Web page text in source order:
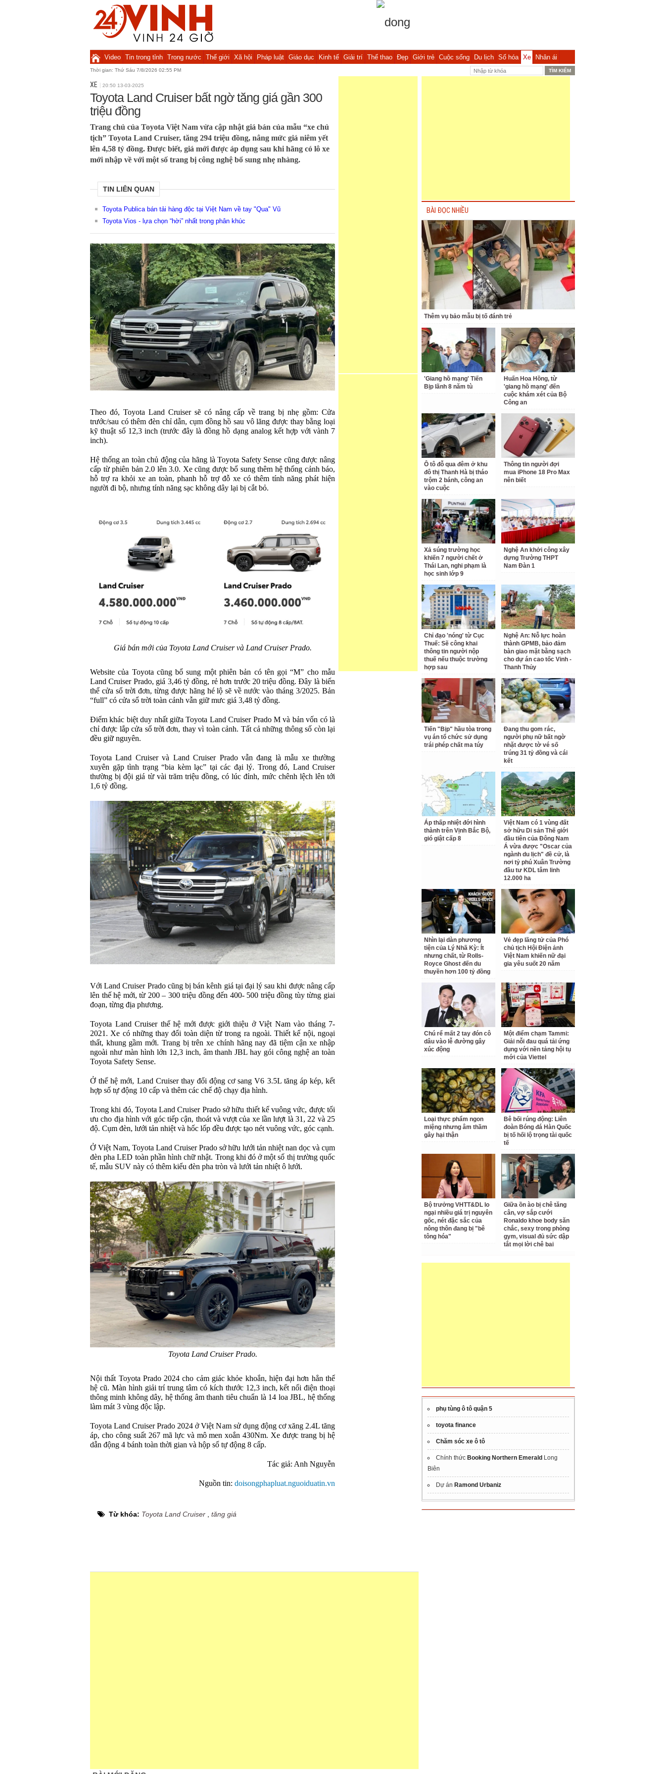
Video Tin trong tỉnh Trong nước Thế giới Xã hội Pháp luật Giáo dục Kinh tế Giải trí Thể thao Đẹp Giới trẻ Cuộc sống Du lịch Số hóa Xe Nhân ái
Thời gian: Thứ Sáu 7/8/2026 02:55 PM
XE 20:50 13-03-2025
Toyota Land Cruiser bất ngờ tăng giá gần 300
triệu đồng
Trang chủ của Toyota Việt Nam vừa cập nhật giá bán của mẫu “xe chủ
tịch” Toyota Land Cruiser, tăng 294 triệu đồng, nâng mức giá niêm yết
lên 4,58 tỷ đồng. Được biết, giá mới được áp dụng sau khi hãng có lô xe
mới nhập về với một số trang bị công nghệ bổ sung nhẹ nhàng.
TIN LIÊN QUAN
Toyota Publica bán tải hàng độc tại Việt Nam về tay "Qua" Vũ
Toyota Vios - lựa chọn “hời” nhất trong phân khúc
Theo đó, Toyota Land Cruiser sẽ có nâng cấp về trang bị nhẹ gồm: Cửa
trước/sau có thêm đèn chỉ dẫn, cụm đồng hồ sau vô lăng được thay bằng loại
kỹ thuật số 12,3 inch (trước đây là đồng hồ dạng analog kết hợp với vành 7
inch).
Hệ thống an toàn chủ động của hãng là Toyota Safety Sense cũng được nâng
cấp từ phiên bản 2.0 lên 3.0. Xe cũng được bổ sung thêm hệ thống cảnh báo,
hỗ trợ ra khỏi xe an toàn, phanh hỗ trợ đỗ xe có thêm tính năng phát hiện
người đi bộ, nhưng tính năng sạc không dây lại bị cắt bỏ.
Giá bán mới của Toyota Land Cruiser và Land Cruiser Prado.
Website của Toyota cũng bổ sung một phiên bản có tên gọi “M” cho mẫu
Land Cruiser Prado, giá 3,46 tỷ đồng, rẻ hơn trước 20 triệu đồng. Đây là biến
thể cửa sổ trời đơn, từng được hãng hé lộ sẽ về nước vào tháng 3/2025. Bản
“full” có cửa sổ trời toàn cảnh vẫn giữ mưc giá 3,48 tỷ đồng.
Điểm khác biệt duy nhất giữa Toyota Land Cruiser Prado M và bản vốn có là
chỉ được lắp cửa sổ trời đơn, thay vì toàn cảnh. Tất cả những thông số còn lại
đều giữ nguyên.
Toyota Land Cruiser và Land Cruiser Prado vẫn đang là mẫu xe thường
xuyên gặp tình trạng “bia kèm lạc” tại các đại lý. Trong đó, Land Cruiser
thường bị đội giá từ vài trăm triệu đồng, có lúc đỉnh, mức chênh lệch lên tới
1,6 tỷ đồng.
Với Land Cruiser Prado cũng bị bán kênh giá tại đại lý sau khi được nâng cấp
lên thế hệ mới, từ 200 – 300 triệu đồng đến 400- 500 triệu đồng tùy từng giai
đoạn, từng địa phương.
Toyota Land Cruiser thế hệ mới được giới thiệu ở Việt Nam vào tháng 7-
2021. Xe có những thay đổi toàn diện từ trong ra ngoài. Thiết kế nội, ngoại
thất, khung gầm mới. Trang bị trên xe chính hãng nay đã tiệm cận xe nhập
ngoài như màn hình lớn 12,3 inch, âm thanh JBL hay gói công nghệ an toàn
Toyota Safety Sense.
Ở thế hệ mới, Land Cruiser thay đổi động cơ sang V6 3.5L tăng áp kép, kết
hợp số tự động 10 cấp và thêm các chế độ chạy địa hình.
Trong khi đó, Toyota Land Cruiser Prado sở hữu thiết kế vuông vức, được tối
ưu cho địa hình với góc tiếp cận, thoát và vượt của xe lần lượt là 31, 22 và 25
độ. Cụm đèn, lưới tản nhiệt và hốc lốp đều được tạo nét vuông vức, góc cạnh.
Ở Việt Nam, Toyota Land Cruiser Prado sở hữu lưới tản nhiệt nan dọc và cụm
đèn pha LED toàn phần hình chữ nhật. Trong khi đó ở một số thị trường quốc
tế, mẫu SUV này có thêm kiểu đèn pha tròn và lưới tản nhiệt ô lưới.
Toyota Land Cruiser Prado.
Nội thất Toyota Prado 2024 cho cảm giác khỏe khoắn, hiện đại hơn hẳn thế
hệ cũ. Màn hình giải trí trung tâm có kích thước 12,3 inch, kết nối điện thoại
thông minh không dây, hệ thống âm thanh tiêu chuẩn là 14 loa JBL, hệ thống
làm mát 3 vùng độc lập.
Toyota Land Cruiser Prado 2024 ở Việt Nam sử dụng động cơ xăng 2.4L tăng
áp, cho công suất 267 mã lực và mô men xoắn 430Nm. Xe được trang bị hệ
dẫn động 4 bánh toàn thời gian và hộp số tự động 8 cấp.
Tác giả: Anh Nguyễn
Nguồn tin: doisongphapluat.nguoiduatin.vn
Từ khóa: Toyota Land Cruiser tăng giá
BÀI ĐỌC NHIỀU
Thêm vụ bảo mẫu bị tố đánh trẻ
'Giang hồ mạng' Tiến
Bịp lãnh 8 năm tù
Huấn Hoa Hồng, từ
'giang hồ mạng' đến
cuộc khám xét của Bộ
Công an
Ô tô đỗ qua đêm ở khu
đô thị Thanh Hà bị tháo
trộm 2 bánh, công an
vào cuộc
Thông tin người đợi
mua iPhone 18 Pro Max
nên biết
Xả súng trường học
khiến 7 người chết ở
Thái Lan, nghi phạm là
học sinh lớp 9
Nghệ An khởi công xây
dựng Trường THPT
Nam Đàn 1
Chỉ đạo 'nóng' từ Cục
Thuế: Sẽ công khai
thông tin người nộp
thuế nếu thuộc trường
hợp sau
Nghệ An: Nỗ lực hoàn
thành GPMB, bảo đảm
bàn giao mặt bằng sạch
cho dự án cao tốc Vinh -
Thanh Thủy
Tiến "Bịp" hầu tòa trong
vụ án tổ chức sử dụng
trái phép chất ma túy
Đang thu gom rác,
người phụ nữ bất ngờ
nhặt được tờ vé số
trúng 31 tỷ đồng và cái
kết
Áp thấp nhiệt đới hình
thành trên Vịnh Bắc Bộ,
gió giật cấp 8
Việt Nam có 1 vùng đất
sở hữu Di sản Thế giới
đầu tiên của Đông Nam
Á vừa được "Oscar của
ngành du lịch" đề cử, là
nơi tỷ phú Xuân Trường
đầu tư KDL tâm linh
12.000 ha
Nhìn lại dàn phương
tiện của Lý Nhã Kỳ: Ít
nhưng chất, từ Rolls-
Royce Ghost đến du
thuyền hơn 100 tỷ đồng
Vẻ đẹp lãng tử của Phó
chủ tịch Hội Điện ảnh
Việt Nam khiến nữ đại
gia yêu suốt 20 năm
Chú rể mất 2 tay đón cô
dâu vào lễ đường gây
xúc động
Một điểm chạm Tammi:
Giải nỗi đau quá tải ứng
dụng với nền tảng hội tụ
mới của Viettel
Loại thực phẩm ngon
miệng nhưng âm thầm
gây hại thận
Bê bối rúng động: Liên
đoàn Bóng đá Hàn Quốc
bị tố hối lộ trọng tài quốc
tế
Bộ trưởng VHTT&DL lo
ngại nhiều giá trị nguyên
gốc, nét đặc sắc của
nông thôn đang bị "bê
tông hóa"
Giữa ồn ào bị chê tăng
cân, vợ sắp cưới
Ronaldo khoe body săn
chắc, sexy trong phòng
gym, visual đủ sức dập
tắt mọi lời chê bai
phụ tùng ô tô quận 5
toyota finance
Chăm sóc xe ô tô
Chính thức Booking Northern Emerald Long
Biên
Dự án Ramond Urbaniz